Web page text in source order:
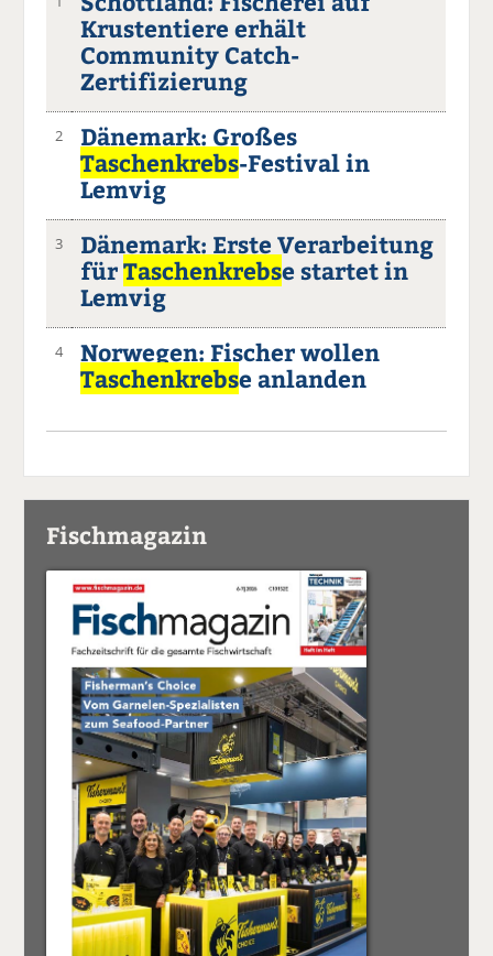
Krustentiere erhält
Community Catch-
Zertifizierung
2
Dänemark: Großes
Taschenkrebs-Festival in
Lemvig
3
Dänemark: Erste Verarbeitung
fürTaschenkrebse startet in
Lemvig
4
Norwegen: Fischer wollen
Taschenkrebse anlanden
Fischmagazin